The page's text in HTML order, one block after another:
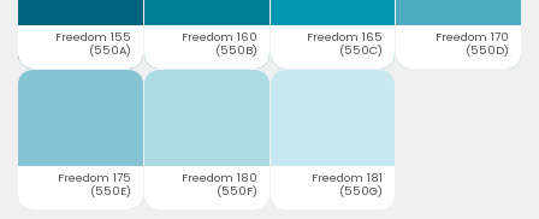
Freedom 155
(550A)
Freedom 160
(550B)
Freedom 165
(550C)
Freedom 170
(550D)
Freedom 175
(550E)
Freedom 180
(550F)
Freedom 181
(550G)